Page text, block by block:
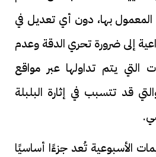
المعمول بها، دون أي تعديل في
إلى ضرورة تحري الدقة وعدم
التي يتم تداولها عبر مواقع
قد تتسبب في إثارة البلبلة
الأسبوعية تُعد جزءًا أساسيًا